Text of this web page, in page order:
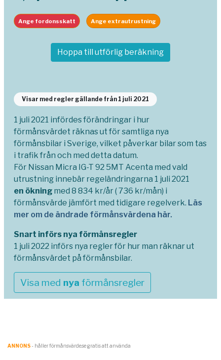
Ange fordonsskatt Ange extrautrustning
Hoppa till utförlig beräkning
Visar med regler gällande från 1 juli 2021
1 juli 2021 infördes förändringar i hur
förmånsvärdet räknas ut för samtliga nya
förmånsbilar i Sverige, vilket påverkar bilar som tas
i trafik från och med detta datum.
För Nissan Micra IG-T 92 5MT Acenta med vald
utrustning innebär regeländringarna 1 juli 2021
en ökning med 8 834 kr/år ( 736 kr/mån) i
förmånsvärde jämfört med tidigare regelverk. Läs
mer om de ändrade förmånsvärdena här.
Snart införs nya förmånsregler
1 juli 2022 införs nya regler för hur man räknar ut
förmånsvärdet på förmånsbilar.
Visa med nya förmånsregler
ANNONS- håller förmånsvärde.se gratis att använda